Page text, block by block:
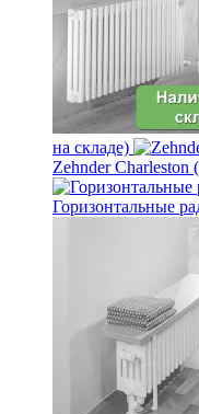
на складе)
Zehnder Charleston
Горизонтальные